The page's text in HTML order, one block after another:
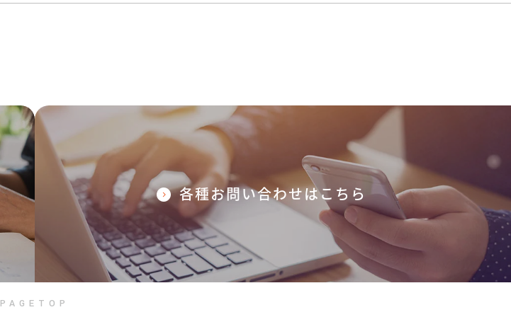
各種お問い合わせはこちら
PAGETOP